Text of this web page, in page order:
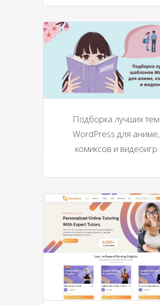
Подборка лучших тем
WordPress для аниме,
комиксов и видеоигр